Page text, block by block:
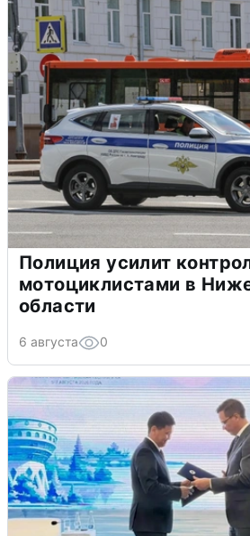
Полиция усилит
мотоциклистами в
области
6 августа 0